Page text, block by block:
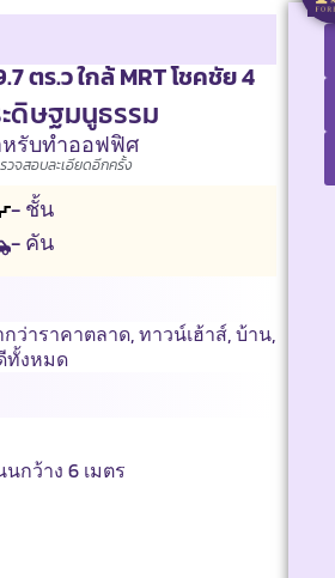
ตร.ว ใกล้ MRT โชคชัย 4
ดิษฐมนูธรรม
หรับทำออฟฟิศ
วจสอบละเอียดอีกครั้ง
- ชั้น
- คัน
กว่าราคาตลาด,ทาวน์เฮ้าส์,บ้าน,
ทั้งหมด
นกว้าง 6 เมตร